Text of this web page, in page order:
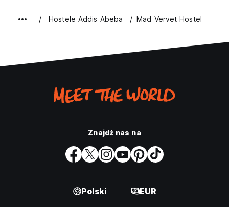
Hostele Addis Abeba Mad Vervet Hostel
Znajdź nas na
Polski EUR